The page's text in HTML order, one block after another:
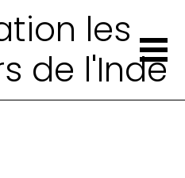
les
de l'Inde